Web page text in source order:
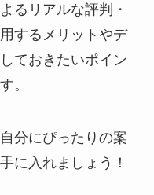
るリアルな評判・
するメリットやデ
ておきたいポイン
。
分にぴったりの案
に入れましょう！